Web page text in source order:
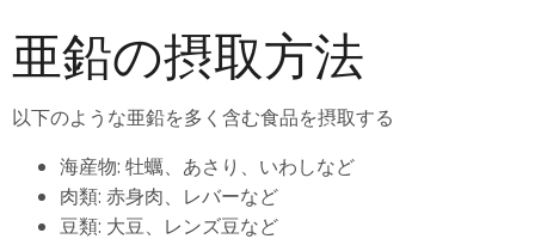
亜鉛の摂取方法
以下のような亜鉛を多く含む食品を摂取する
海産物: 牡蠣、あさり、いわしなど
肉類: 赤身肉、レバーなど
豆類: 大豆、レンズ豆など